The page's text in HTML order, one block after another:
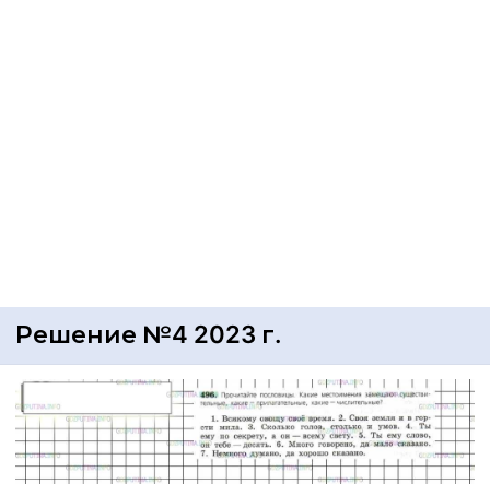
Решение №4 2023 г.